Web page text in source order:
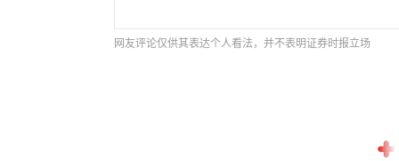
网友评论仅供其表达个人看法，并不表明证券时报立场